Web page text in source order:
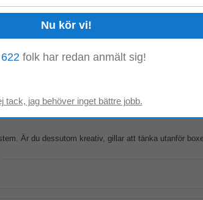
(första linjen
Är du dessutom kreativ, gillar att tänka utanför
folk har redan anmält sig!